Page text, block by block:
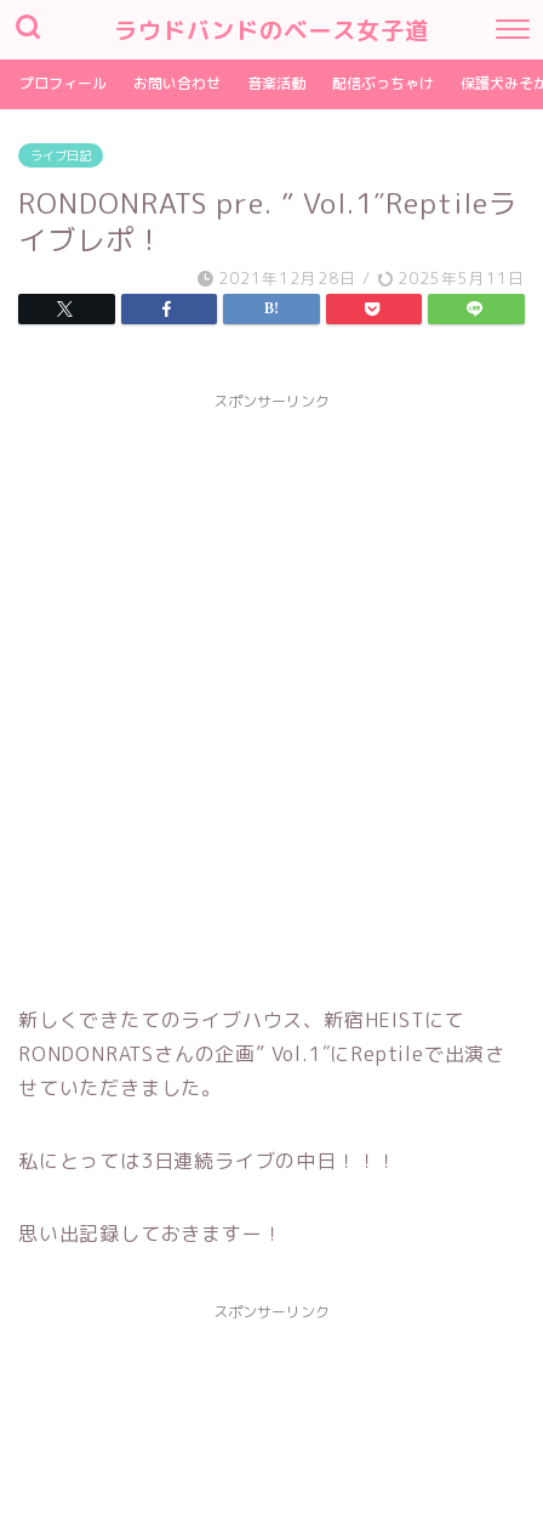
ラウドバンドのベース女子道
プロフィール お問い合わせ 音楽活動 配信ぶっちゃけ 保護犬みそ
ライブ日記
RONDONRATS pre. ” Vol.1″Reptileラ
イブレポ！
2021年12月28日 / 2025年5月11日
スポンサーリンク
新しくできたてのライブハウス、新宿HEISTにて
RONDONRATSさんの企画” Vol.1″にReptileで出演さ
せていただきました。
私にとっては3日連続ライブの中日！！！
思い出記録しておきますー！
スポンサーリンク